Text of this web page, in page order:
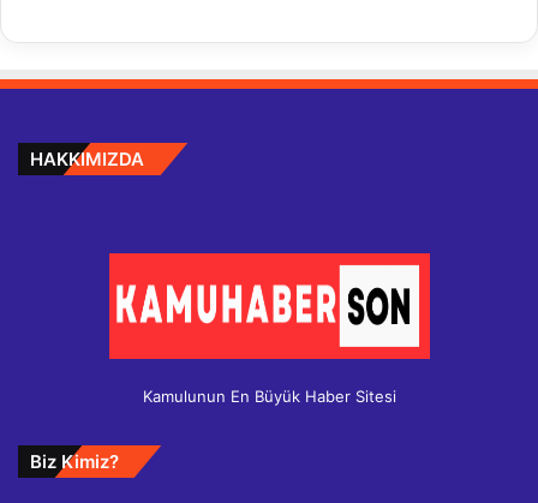
HAKKIMIZDA
Kamulunun En Büyük Haber Sitesi
Biz Kimiz?